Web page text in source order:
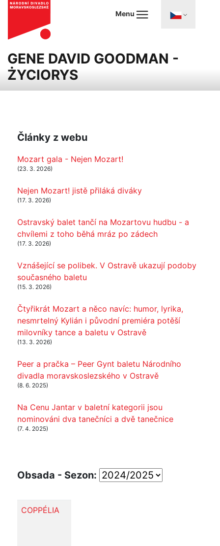
Menu
GENE DAVID GOODMAN -
ŻYCIORYS
Články z webu
Mozart gala - Nejen Mozart!
(23. 3. 2026)
Nejen Mozart! jistě přiláká diváky
(17. 3. 2026)
Ostravský balet tančí na Mozartovu hudbu - a
chvílemi z toho běhá mráz po zádech
(17. 3. 2026)
Vznášející se polibek. V Ostravě ukazují podoby
současného baletu
(15. 3. 2026)
Čtyřikrát Mozart a něco navíc: humor, lyrika,
nesmrtelný Kylián i původní premiéra potěší
milovníky tance a baletu v Ostravě
(13. 3. 2026)
Peer a pračka – Peer Gynt baletu Národního
divadla moravskoslezského v Ostravě
(8. 6. 2025)
Na Cenu Jantar v baletní kategorii jsou
nominováni dva tanečníci a dvě tanečnice
(7. 4. 2025)
Obsada - Sezon:
COPPÉLIA